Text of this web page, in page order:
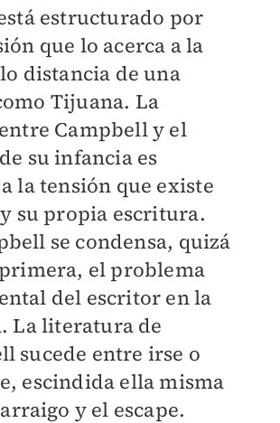
estructurado por
que lo acerca a la
distancia de una
Tijuana. La
Campbell y el
su infancia es
la tensión que existe
su propia escritura.
se condensa, quizá
el problema
del escritor en la
La literatura de
sucede entre irse o
escindida ella misma
y el escape.